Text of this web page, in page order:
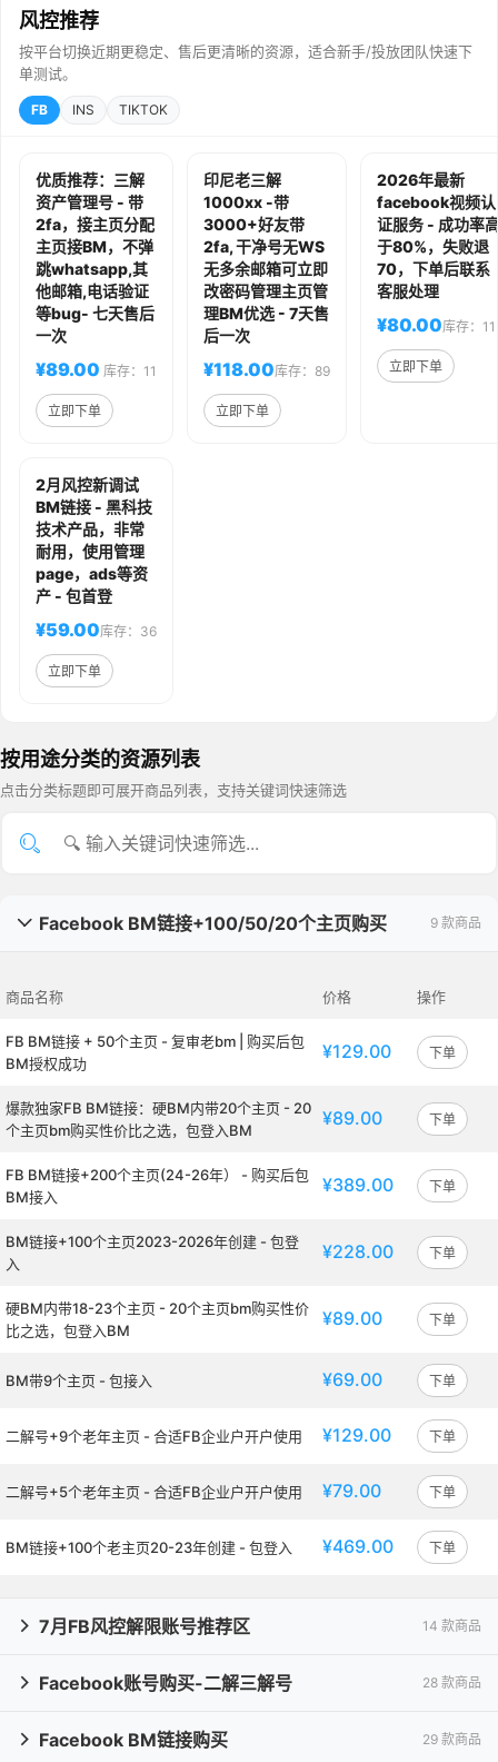
风控推荐
按平台切换近期更稳定、售后更清晰的资源，适合新手/投放团队快速下
单测试。
FB INS TIKTOK
优质推荐：三解
资产管理号 - 带
2fa，接主页分配
主页接BM，不弹
跳whatsapp,其
他邮箱,电话验证
等bug- 七天售后
一次
¥89.00 库存：11
立即下单
印尼老三解
1000xx -带
3000+好友带
2fa, 干净号无WS
无多余邮箱可立即
改密码管理主页管
理BM优选 - 7天售
后一次
¥118.00库存：89
立即下单
2026年最新
facebook视频认
证服务 - 成功率
于80%，失败退
70，下单后联系
客服处理
¥80.00库存：
立即下单
2月风控新调试
BM链接 - 黑科技
技术产品，非常
耐用，使用管理
page，ads等资
产 - 包首登
¥59.00库存：36
立即下单
按用途分类的资源列表
点击分类标题即可展开商品列表，支持关键词快速筛选
Facebook BM链接+100/50/20个主页购买 9 款商品

商品名称 价格 操作
FB BM链接 + 50个主页 - 复审老bm | 购买后包
BM授权成功
¥129.00 下单
爆款独家FB BM链接：硬BM内带20个主页 - 20
个主页bm购买性价比之选，包登入BM
¥89.00 下单
FB BM链接+200个主页(24-26年） - 购买后包
BM接入
¥389.00 下单
BM链接+100个主页2023-2026年创建 - 包登
入
¥228.00 下单
硬BM内带18-23个主页 - 20个主页bm购买性价
比之选，包登入BM
¥89.00 下单
BM带9个主页 - 包接入 ¥69.00 下单
二解号+9个老年主页 - 合适FB企业户开户使用 ¥129.00 下单
二解号+5个老年主页 - 合适FB企业户开户使用 ¥79.00 下单
BM链接+100个老主页20-23年创建 - 包登入 ¥469.00 下单
7月FB风控解限账号推荐区 14 款商品

Facebook账号购买-二解三解号 28 款商品

Facebook BM链接购买 29 款商品
